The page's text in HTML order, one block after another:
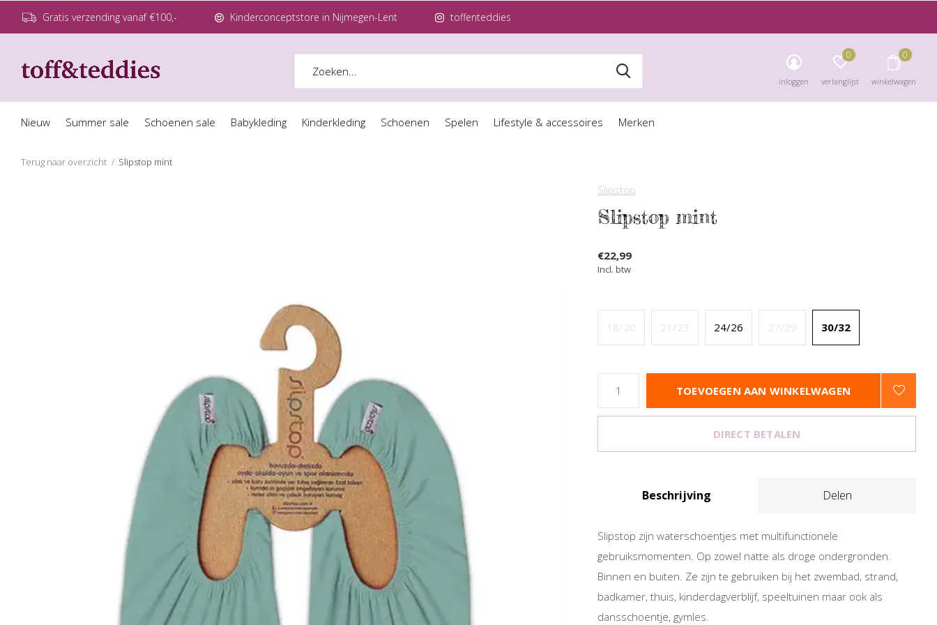
Nieuw Summer sale Schoenen sale Babykleding Kinderkleding Schoenen Spelen Lifestyle & accessoires Merken
inloggen verlanglijst
0
winkelwagen
0
Gratis verzending vanaf €100,- Kinderconceptstore in Nijmegen-Lent toffenteddies
Terug naar overzicht Slipstop mint
Slipstop
Slipstop mint
€22,99
Incl. btw
18/20 21/23 24/26 27/29 30/32
TOEVOEGEN AAN WINKELWAGEN
DIRECT BETALEN
Beschrijving Delen
Slipstop zijn waterschoentjes met multifunctionele
gebruiksmomenten. Op zowel natte als droge ondergronden.
Binnen en buiten. Ze zijn te gebruiken bij het zwembad, strand,
badkamer, thuis, kinderdagverblijf, speeltuinen maar ook als
dansschoentje, gymles.